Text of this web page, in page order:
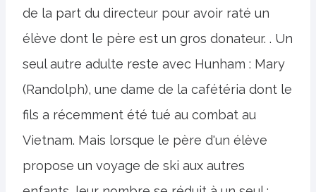
de la part du directeur pour avoir raté un
élève dont le père est un gros donateur. . Un
seul autre adulte reste avec Hunham : Mary
(Randolph), une dame de la cafétéria dont le
fils a récemment été tué au combat au
Vietnam. Mais lorsque le père d'un élève
propose un voyage de ski aux autres